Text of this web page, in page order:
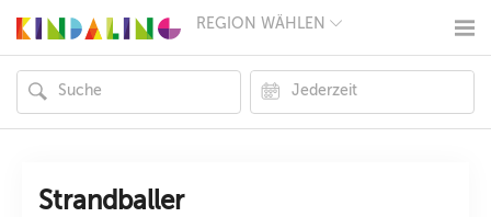
REGION WÄHLEN
MÜNCHEN
HAMBURG
FRANKFURT
KÖLN
Strandballer